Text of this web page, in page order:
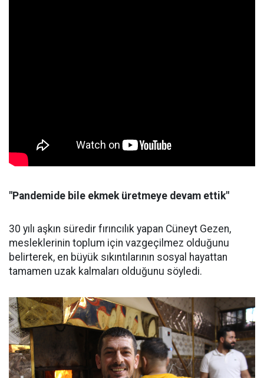
"Pandemide bile ekmek üretmeye devam ettik"
30 yılı aşkın süredir fırıncılık yapan Cüneyt Gezen,
mesleklerinin toplum için vazgeçilmez olduğunu
belirterek, en büyük sıkıntılarının sosyal hayattan
tamamen uzak kalmaları olduğunu söyledi.